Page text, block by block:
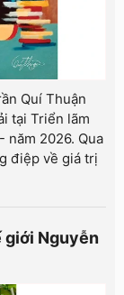
Quí Thuận
tại Triển lãm
năm 2026. Qua
điệp về giá trị
giới Nguyễn